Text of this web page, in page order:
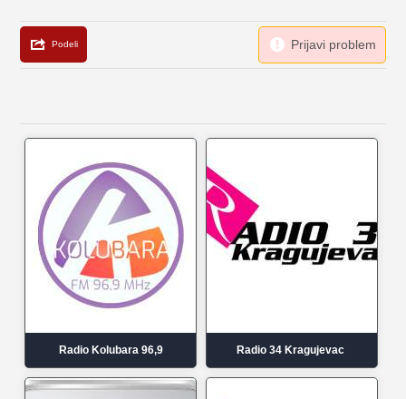
Radio Kolubara 96,9 Radio 34 Kragujevac